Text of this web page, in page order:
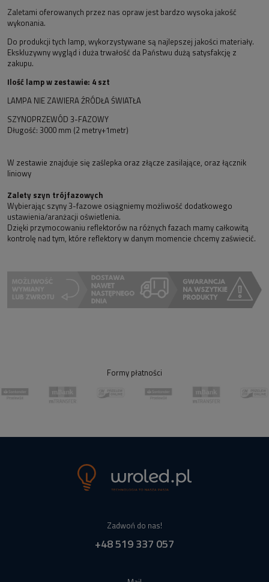
Zaletami oferowanych przez nas opraw jest bardzo wysoka jakość
wykonania.
Do produkcji tych lamp, wykorzystywane są najlepszej jakości materiały.
Ekskluzywny wygląd i duża trwałość da Państwu dużą satysfakcję z
zakupu.
Ilość lamp w zestawie: 4 szt
LAMPA NIE ZAWIERA ŹRÓDŁA ŚWIATŁA
SZYNOPRZEWÓD 3-FAZOWY
Długość: 3000 mm (2 metry+1metr)
W zestawie znajduje się zaślepka oraz złącze zasilające, oraz łącznik
liniowy
Zalety szyn trójfazowych
Wybierając szyny 3-fazowe osiągniemy możliwość dodatkowego
ustawienia/aranżacji oświetlenia.
Dzięki przymocowaniu reflektorów na różnych fazach mamy całkowitą
kontrolę nad tym, które reflektory w danym momencie chcemy zaświecić.
Formy płatności
Zadwoń do nas!
+48 519 337 057